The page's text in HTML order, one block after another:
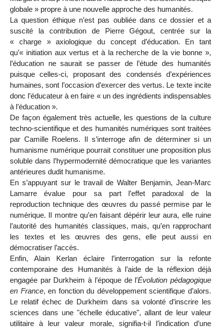
globale » propre à une nouvelle approche des humanités.
La question éthique n’est pas oubliée dans ce dossier et a
suscité la contribution de Pierre Gégout, centrée sur la
« charge » axiologique du concept d’éducation. En tant
qu’« initiation aux vertus et à la recherche de la vie bonne »,
l’éducation ne saurait se passer de l’étude des humanités
puisque celles-ci, proposant des condensés d’expériences
humaines, sont l’occasion d’exercer des vertus. Le texte incite
donc l’éducateur à en faire « un des ingrédients indispensables
à l’éducation ».
De façon également très actuelle, les questions de la culture
techno-scientifique et des humanités numériques sont traitées
par Camille Roelens. Il s’interroge afin de déterminer si un
humanisme numérique pourrait constituer une proposition plus
soluble dans l’hypermodernité démocratique que les variantes
antérieures dudit humanisme.
En s’appuyant sur le travail de Walter Benjamin, Jean-Marc
Lamarre évalue pour sa part l’effet paradoxal de la
reproduction technique des œuvres du passé permise par le
numérique. Il montre qu’en faisant dépérir leur aura, elle ruine
l’autorité des humanités classiques, mais, qu’en rapprochant
les textes et les œuvres des gens, elle peut aussi en
démocratiser l’accès.
Enfin, Alain Kerlan éclaire l’interrogation sur la refonte
contemporaine des Humanités à l’aide de la réflexion déjà
engagée par Durkheim à l’époque de l’Évolution pédagogique
en France, en fonction du développement scientifique d’alors.
Le relatif échec de Durkheim dans sa volonté d’inscrire les
sciences dans une "échelle éducative", allant de leur valeur
utilitaire à leur valeur morale, signifia-t-il l’indication d’une